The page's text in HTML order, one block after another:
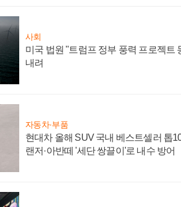
사회
미국 법원 "트럼프 정부 풍력 프로젝트
내려
자동차·부품
현대차 올해 SUV 국내 베스트셀러 톱
랜저·아반떼 '세단 쌍끌이'로 내수 방어